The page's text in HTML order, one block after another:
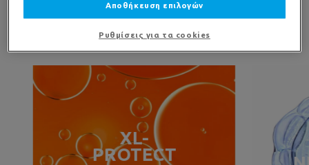
EFFACLAR DUO + SPF30
ΜΙΑ ΜΑΤΙΑ ΣΤΗ ΣΥΝΘΕΣH
XL-
PROTECT
Αποθήκευση επιλογών
Ρυθμίσεις για τα cookies